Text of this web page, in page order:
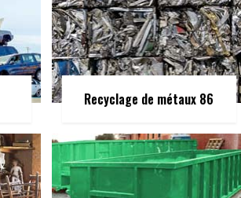
Recyclage de métaux 86